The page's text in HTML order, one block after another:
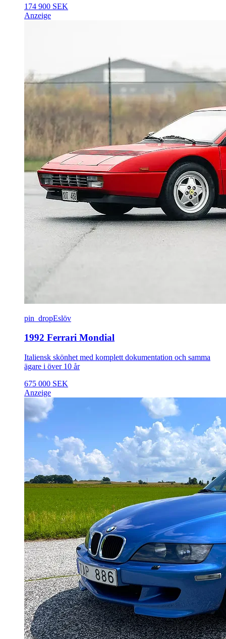
174 900 SEK
Anzeige
pin_dropEslöv
1992 Ferrari Mondial
Italiensk skönhet med komplett dokumentation och samma
ägare i över 10 år
675 000 SEK
Anzeige